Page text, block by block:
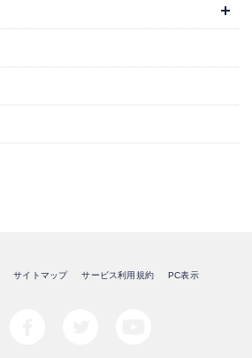
サイトマップ サービス利用規約 PC表示